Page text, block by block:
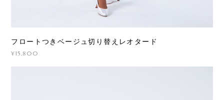
フロートつきベージュ切り替えレオタード
¥15,800